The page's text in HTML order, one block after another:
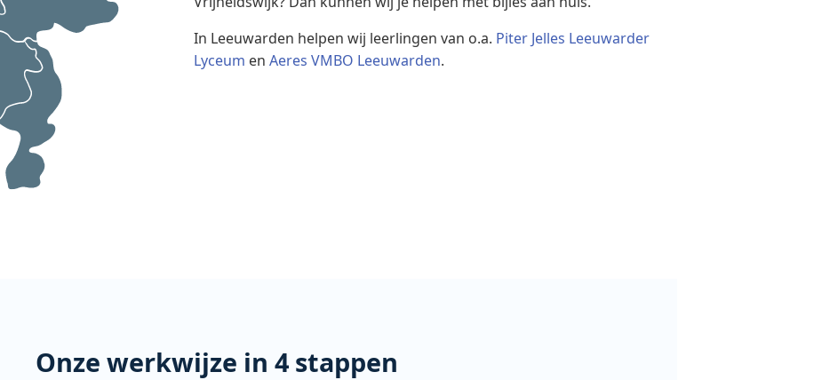
In Leeuwarden helpen wij leerlingen van o.a. Piter Jelles Leeuwarder
Lyceum enAeres VMBO Leeuwarden.
Onze werkwijze in 4 stappen